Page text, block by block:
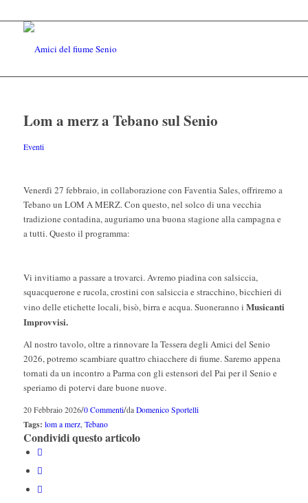
Lom a merz a Tebano sul Senio
Eventi
Venerdì 27 febbraio, in collaborazione con Faventia Sales, offriremo a
Tebano un LOM A MERZ. Con questo, nel solco di una vecchia
tradizione contadina, auguriamo una buona stagione alla campagna e
a tutti. Questo il programma:
Vi invitiamo a passare a trovarci. Avremo piadina con salsiccia,
squacquerone e rucola, crostini con salsiccia e stracchino, bicchieri di
vino delle etichette locali, bisò, birra e acqua. Suoneranno i Musicanti
Improvvisi.
Al nostro tavolo, oltre a rinnovare la Tessera degli Amici del Senio
2026, potremo scambiare quattro chiacchere di fiume. Saremo appena
tornati da un incontro a Parma con gli estensori del Pai per il Senio e
speriamo di potervi dare buone nuove.
20 Febbraio 2026/0 Commenti/da Domenico Sportelli
Tags: lom a merz, Tebano
Condividi questo articolo